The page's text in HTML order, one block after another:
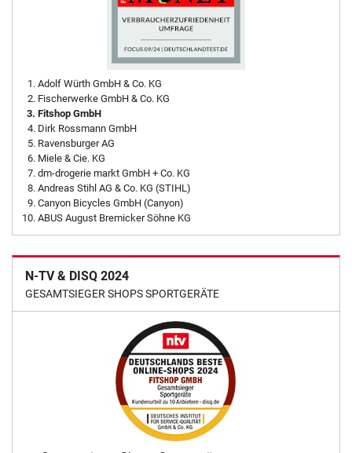
Adolf Würth GmbH & Co. KG
Fischerwerke GmbH & Co. KG
Fitshop GmbH
Dirk Rossmann GmbH
Ravensburger AG
Miele & Cie. KG
dm-drogerie markt GmbH + Co. KG
Andreas Stihl AG & Co. KG (STIHL)
Canyon Bicycles GmbH (Canyon)
ABUS August Bremicker Söhne KG
N-TV & DISQ 2024
GESAMTSIEGER SHOPS SPORTGERÄTE